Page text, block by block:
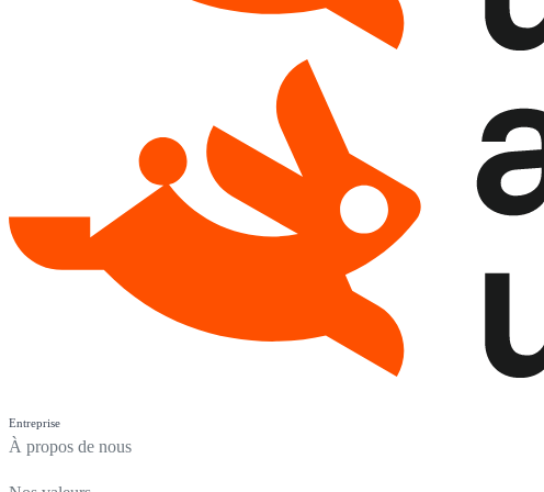
Entreprise
À propos de nous